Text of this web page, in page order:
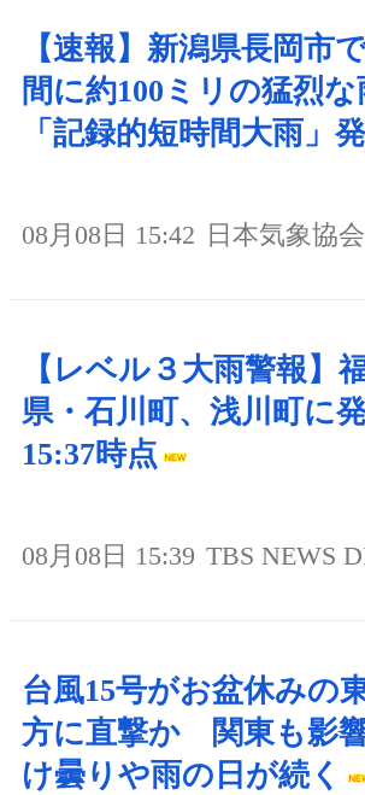
【速報】新潟県長岡市
間に約100ミリの猛烈
「記録的短時間大雨」
08月08日 15:42 日本気象協会
【レベル３大雨警報】
県・石川町、浅川町に
15:37時点
08月08日 15:39 TBS NEWS
台風15号がお盆休みの
方に直撃か 関東も影
け曇りや雨の日が続く